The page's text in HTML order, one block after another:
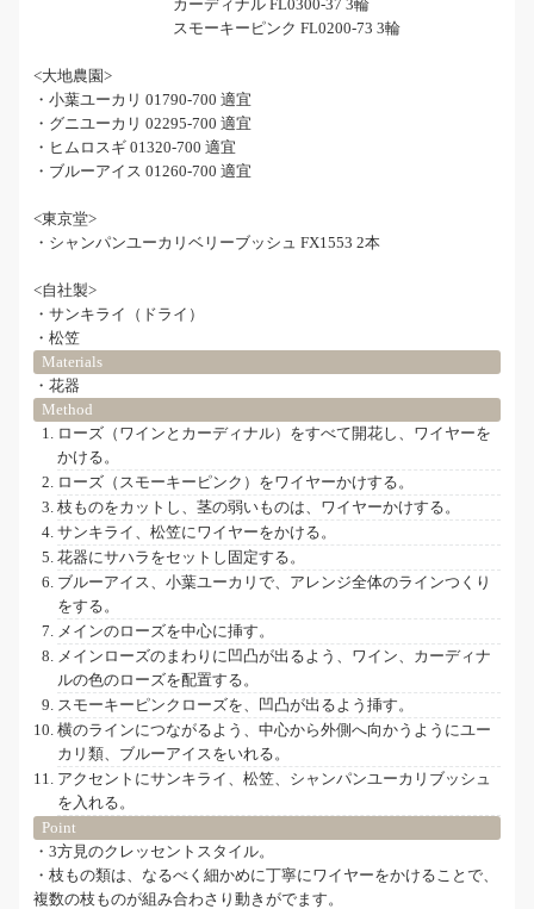
カーディナル FL0300-37 3輪
スモーキーピンク FL0200-73 3輪
<大地農園>
・小葉ユーカリ 01790-700 適宜
・グニユーカリ 02295-700 適宜
・ヒムロスギ 01320-700 適宜
・ブルーアイス 01260-700 適宜
<東京堂>
・シャンパンユーカリベリーブッシュ FX1553 2本
<自社製>
・サンキライ（ドライ）
・松笠
Materials
・花器
Method
ローズ（ワインとカーディナル）をすべて開花し、ワイヤーを
かける。
ローズ（スモーキーピンク）をワイヤーかけする。
枝ものをカットし、茎の弱いものは、ワイヤーかけする。
サンキライ、松笠にワイヤーをかける。
花器にサハラをセットし固定する。
ブルーアイス、小葉ユーカリで、アレンジ全体のラインつくり
をする。
メインのローズを中心に挿す。
メインローズのまわりに凹凸が出るよう、ワイン、カーディナ
ルの色のローズを配置する。
スモーキーピンクローズを、凹凸が出るよう挿す。
横のラインにつながるよう、中心から外側へ向かうようにユー
カリ類、ブルーアイスをいれる。
アクセントにサンキライ、松笠、シャンパンユーカリブッシュ
を入れる。
Point
・3方見のクレッセントスタイル。
・枝もの類は、なるべく細かめに丁寧にワイヤーをかけることで、
複数の枝ものが組み合わさり動きがでます。